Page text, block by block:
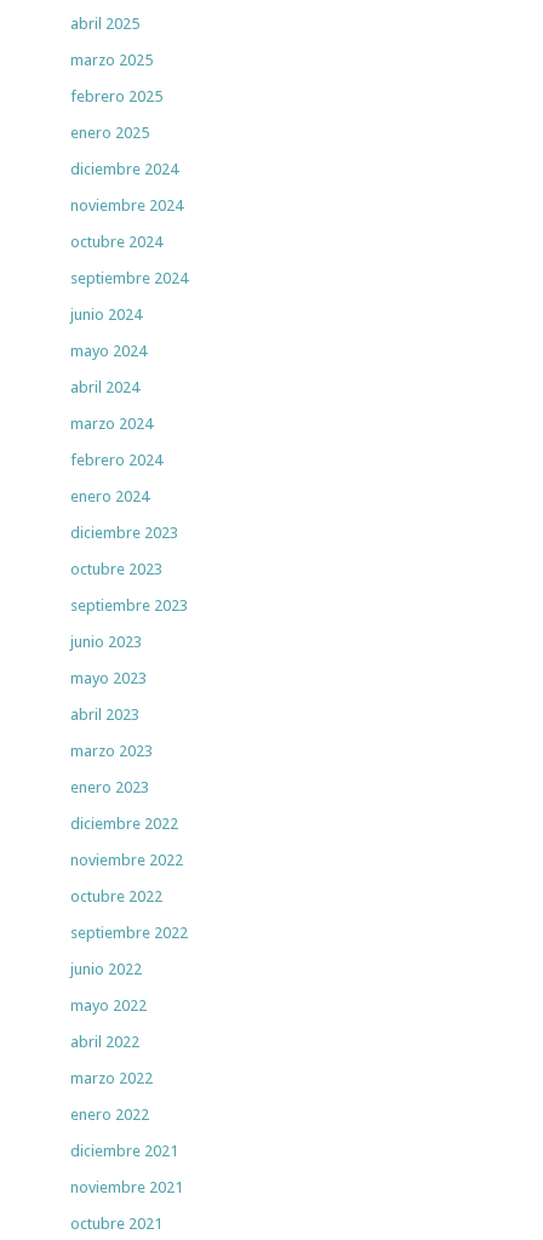
abril 2025
marzo 2025
febrero 2025
enero 2025
diciembre 2024
noviembre 2024
octubre 2024
septiembre 2024
junio 2024
mayo 2024
abril 2024
marzo 2024
febrero 2024
enero 2024
diciembre 2023
octubre 2023
septiembre 2023
junio 2023
mayo 2023
abril 2023
marzo 2023
enero 2023
diciembre 2022
noviembre 2022
octubre 2022
septiembre 2022
junio 2022
mayo 2022
abril 2022
marzo 2022
enero 2022
diciembre 2021
noviembre 2021
octubre 2021